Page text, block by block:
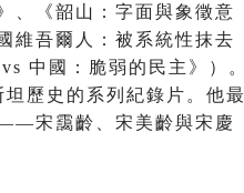
、《韶山：字面與象徵意
維吾爾人：被系統性抹去
中國：脆弱的民主》）。
歷史的系列紀錄片。他最
宋靄齡、宋美齡與宋慶